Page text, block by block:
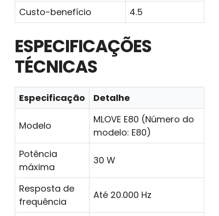
Custo-benefício
4.5
ESPECIFICAÇÕES
TÉCNICAS
Especificação Detalhe
Modelo
MLOVE E80 (Número do
modelo: E80)
Potência
máxima
30 W
Resposta de
frequência
Até 20.000 Hz